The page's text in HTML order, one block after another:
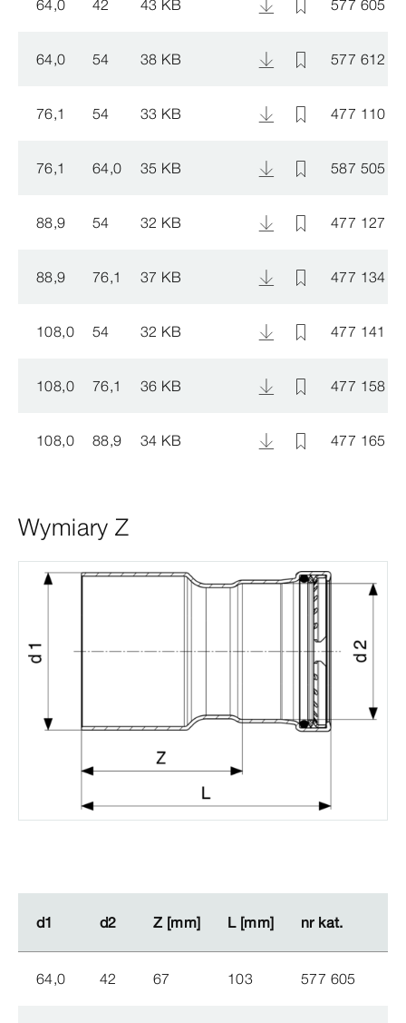
64,0 42 43 KB 577 605
64,0 54 38 KB 577 612
76,1 54 33 KB 477 110
76,1 64,0 35 KB 587 505
88,9 54 32 KB 477 127
88,9 76,1 37 KB 477 134
108,0 54 32 KB 477 141
108,0 76,1 36 KB 477 158
108,0 88,9 34 KB 477 165
Wymiary Z
d1 d2 Z [mm] L [mm] nr kat.
d1 d2 Z [mm] L [mm] nr kat.
64,0 42 67 103 577 605